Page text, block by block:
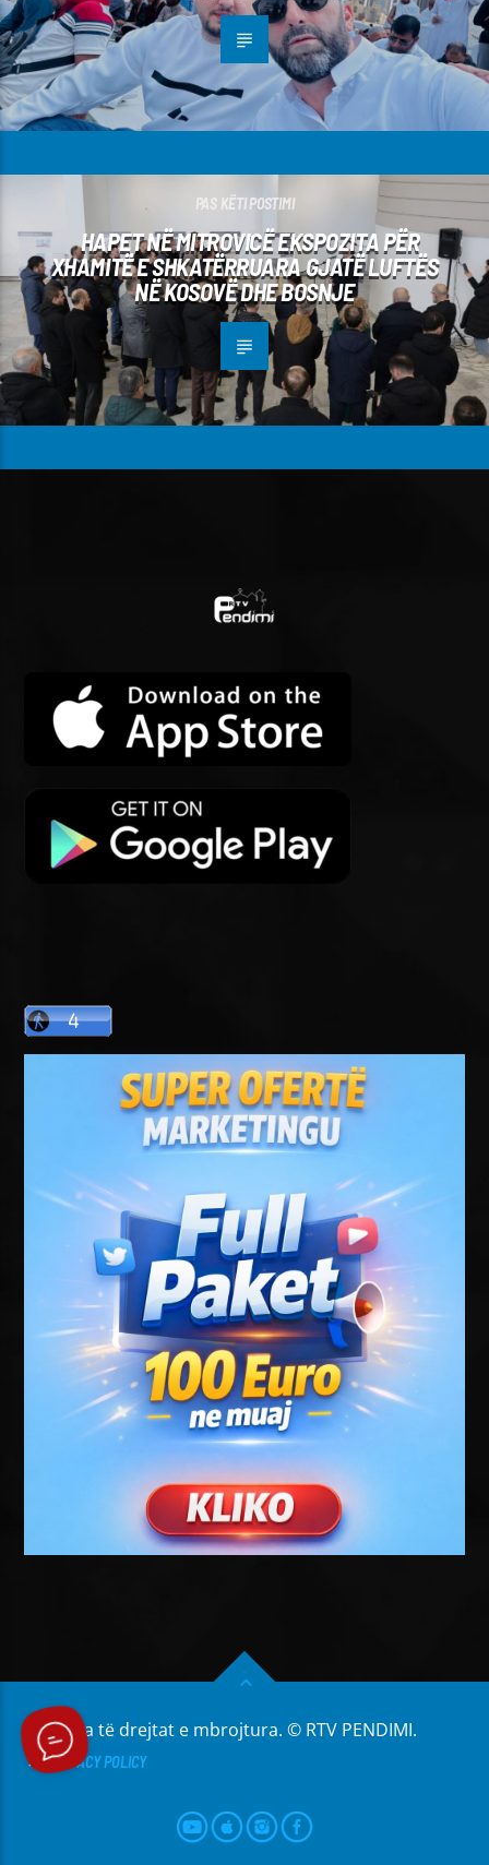
PAS KËTI POSTIMI
HAPET NË MITROVICË EKSPOZITA PËR
XHAMITË E SHKATËRRUARA GJATË LUFTËS
NË KOSOVË DHE BOSNJE
Të gjitha të drejtat e mbrojtura. © RTV PENDIMI.
PRIVACY POLICY